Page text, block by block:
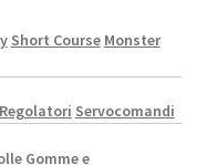
Short Course Monster
Servocomandi
Gomme e